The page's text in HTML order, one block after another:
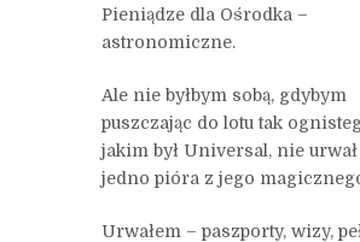
Pieniądze dla Ośrodka –
astronomiczne.
Ale nie byłbym sobą, gdybym
puszczając do lotu tak
jakim był Universal, nie
jedno pióra z jego
Urwałem – paszporty, wizy,